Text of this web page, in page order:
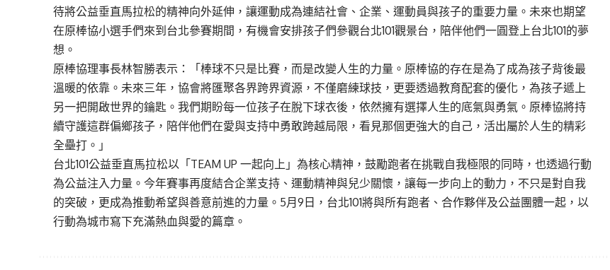
待將公益垂直馬拉松的精神向外延伸，讓運動成為連結社會、企業、運動員與孩子的重要力量。未來也期望
在原棒協小選手們來到台北參賽期間，有機會安排孩子們參觀台北101觀景台，陪伴他們一圓登上台北101的夢
想。
原棒協理事長林智勝表示：「棒球不只是比賽，而是改變人生的力量。原棒協的存在是為了成為孩子背後最
溫暖的依靠。未來三年，協會將匯聚各界跨界資源，不僅磨練球技，更要透過教育配套的優化，為孩子遞上
另一把開啟世界的鑰匙。我們期盼每一位孩子在脫下球衣後，依然擁有選擇人生的底氣與勇氣。原棒協將持
續守護這群偏鄉孩子，陪伴他們在愛與支持中勇敢跨越局限，看見那個更強大的自己，活出屬於人生的精彩
全壘打。」
台北101公益垂直馬拉松以「TEAM UP 一起向上」為核心精神，鼓勵跑者在挑戰自我極限的同時，也透過行動
為公益注入力量。今年賽事再度結合企業支持、運動精神與兒少關懷，讓每一步向上的動力，不只是對自我
的突破，更成為推動希望與善意前進的力量。5月9日，台北101將與所有跑者、合作夥伴及公益團體一起，以
行動為城市寫下充滿熱血與愛的篇章。